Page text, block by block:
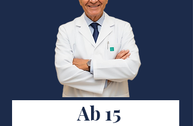
Ab 15